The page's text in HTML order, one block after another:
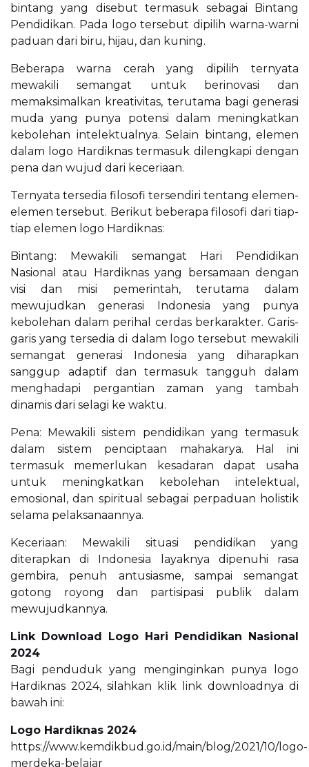
bintang yang disebut termasuk sebagai Bintang
Pendidikan. Pada logo tersebut dipilih warna-warni
paduan dari biru, hijau, dan kuning.
Beberapa warna cerah yang dipilih ternyata
mewakili semangat untuk berinovasi dan
memaksimalkan kreativitas, terutama bagi generasi
muda yang punya potensi dalam meningkatkan
kebolehan intelektualnya. Selain bintang, elemen
dalam logo Hardiknas termasuk dilengkapi dengan
pena dan wujud dari keceriaan.
Ternyata tersedia filosofi tersendiri tentang elemen-
elemen tersebut. Berikut beberapa filosofi dari tiap-
tiap elemen logo Hardiknas:
Bintang: Mewakili semangat Hari Pendidikan
Nasional atau Hardiknas yang bersamaan dengan
visi dan misi pemerintah, terutama dalam
mewujudkan generasi Indonesia yang punya
kebolehan dalam perihal cerdas berkarakter. Garis-
garis yang tersedia di dalam logo tersebut mewakili
semangat generasi Indonesia yang diharapkan
sanggup adaptif dan termasuk tangguh dalam
menghadapi pergantian zaman yang tambah
dinamis dari selagi ke waktu.
Pena: Mewakili sistem pendidikan yang termasuk
dalam sistem penciptaan mahakarya. Hal ini
termasuk memerlukan kesadaran dapat usaha
untuk meningkatkan kebolehan intelektual,
emosional, dan spiritual sebagai perpaduan holistik
selama pelaksanaannya.
Keceriaan: Mewakili situasi pendidikan yang
diterapkan di Indonesia layaknya dipenuhi rasa
gembira, penuh antusiasme, sampai semangat
gotong royong dan partisipasi publik dalam
mewujudkannya.
Link Download Logo Hari Pendidikan Nasional
2024
Bagi penduduk yang menginginkan punya logo
Hardiknas 2024, silahkan klik link downloadnya di
bawah ini:
Logo Hardiknas 2024
https://www.kemdikbud.go.id/main/blog/2021/10/logo-
merdeka-belajar